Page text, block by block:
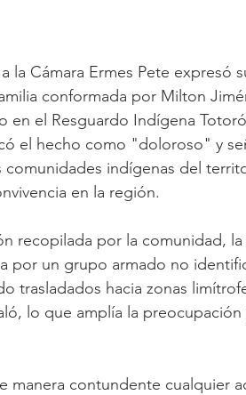
la Cámara Ermes Pete
conformada por Milton
en el Resguardo Indígena
el hecho como "doloroso" y
comunidades indígenas del
en la región.
recopilada por la comunidad,
por un grupo armado no
trasladados hacia zonas
lo que amplía la
manera contundente cualquier